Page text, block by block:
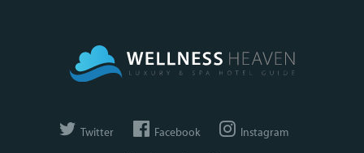
Twitter Facebook Instagram